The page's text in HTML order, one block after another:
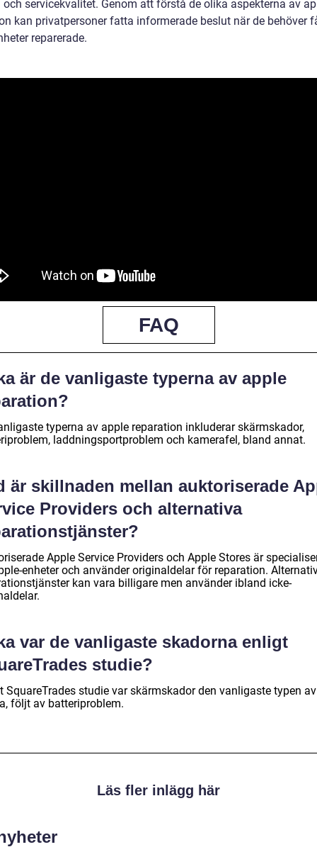
servicekvalitet. Genom att förstå de olika aspekterna av
kan privatpersoner fatta informerade beslut när de behöver
reparerade.
FAQ
är de vanligaste typerna av apple
typerna av apple reparation inkluderar skärmskador,
laddningsportproblem och kamerafel, bland annat.
är skillnaden mellan auktoriserade
Providers och alternativa
Apple Service Providers och Apple Stores är
enheter och använder originaldelar för reparation.
kan vara billigare men använder ibland icke-
var de vanligaste skadorna enligt
studie?
SquareTrades studie var skärmskador den vanligaste typen av
följt av batteriproblem.
Läs fler inlägg här